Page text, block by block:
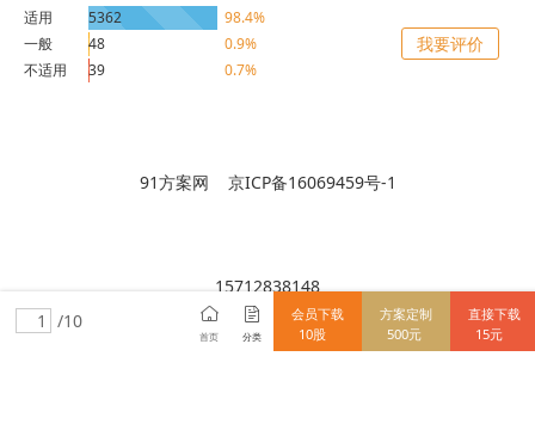
适用 5362
98.4%
一般
48
0.9%
不适用
39 0.7%
我要评价
91方案网 京ICP备16069459号-1
15712838148
/10
首页 分类
会员下载
10股
方案定制
500元
直接下载
15元